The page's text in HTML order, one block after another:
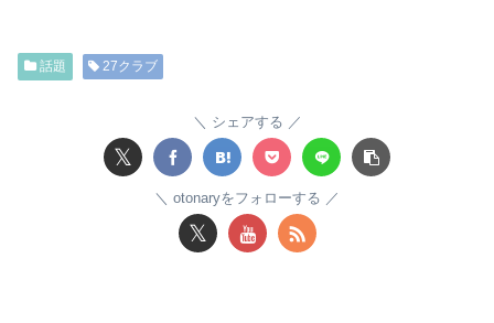
【悲報】黒人、卑怯すぎて炎上するｗｗｗｗ
話題 27クラブ
シェアする
𝕏
otonaryをフォローする
𝕏